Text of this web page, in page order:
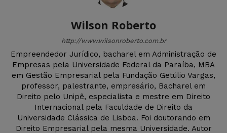
Wilson Roberto
http://www.wilsonroberto.com.br
Empreendedor Jurídico, bacharel em Administração de
Empresas pela Universidade Federal da Paraíba, MBA
em Gestão Empresarial pela Fundação Getúlio Vargas,
professor, palestrante, empresário, Bacharel em
Direito pelo Unipê, especialista e mestre em Direito
Internacional pela Faculdade de Direito da
Universidade Clássica de Lisboa. Foi doutorando em
Direito Empresarial pela mesma Universidade. Autor